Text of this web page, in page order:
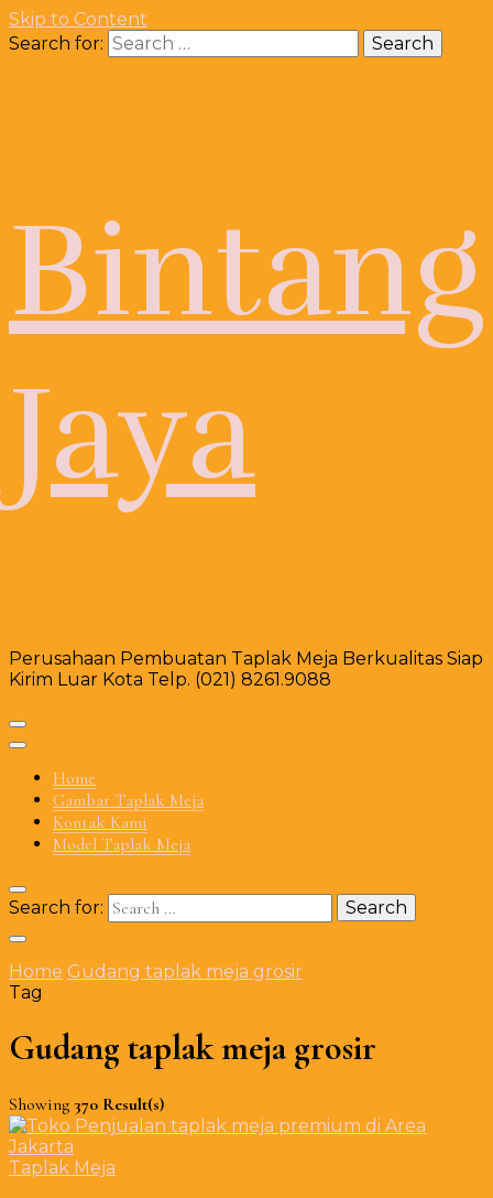
Skip to Content
Search for:
Bintang
Jaya
Perusahaan Pembuatan Taplak Meja Berkualitas Siap
Kirim Luar Kota Telp. (021) 8261.9088
Home
Gambar Taplak Meja
Kontak Kami
Model Taplak Meja
Search for:
Home Gudang taplak meja grosir
Tag
Gudang taplak meja grosir
Showing 370 Result(s)
Taplak Meja